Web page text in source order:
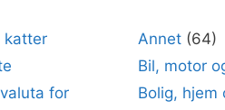
katter
for
Annet (64)
Bil, motor
Bolig, hjem